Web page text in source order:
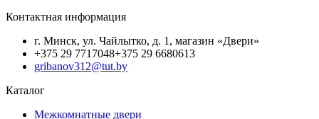
Контактная информация
г. Минск, ул. Чайлытко, д. 1, магазин «Двери»
+375 29 7717048+375 29 6680613
gribanov312@tut.by
Каталог
Межкомнатные двери